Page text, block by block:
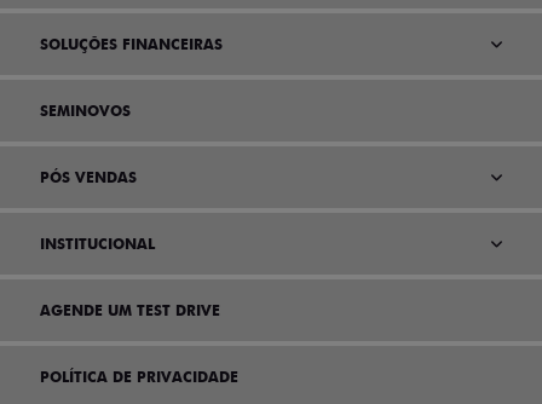
SOLUÇÕES FINANCEIRAS
SEMINOVOS
PÓS VENDAS
INSTITUCIONAL
AGENDE UM TEST DRIVE
POLÍTICA DE PRIVACIDADE